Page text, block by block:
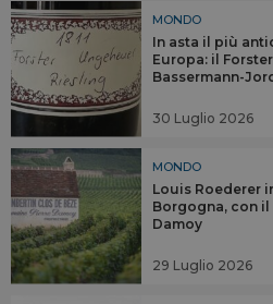
MONDO
In asta il più
Europa: il
Bassermann-
30 Luglio 2026
MONDO
Louis Roederer
Borgogna, con
Damoy
29 Luglio 2026